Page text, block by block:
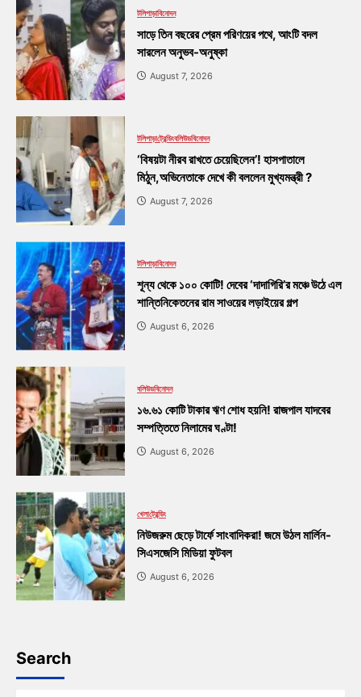
টলিপাড়াবিনোদন
সাড়ে তিন বছরের প্রেম পরিণয়ের পথে, আংটি বদল
সারলেন অনুভব-অনুষ্কা
August 7, 2026
টলিপাড়াট্রেন্ডিংবলিউডবিনোদন
‘বিষয়টা নীরব রাখতে চেয়েছিলেন’! হাসপাতালে
মিঠুন,অভিনেতাকে দেখে কী বললেন মুখ্যমন্ত্রী ?
August 7, 2026
টলিপাড়াবিনোদন
শূন্য থেকে ১০০ কোটি! দেবের ‘দাদাগিরি’র মঞ্চে উঠে এল
শান্তিনিকেতনের রাম সাওয়ের লড়াইয়ের গল্প
August 6, 2026
বলিউডবিনোদন
১৬.৬১ কোটি টাকার ঋণ শোধ হয়নি! রাজপাল যাদবের
সম্পত্তিতে নিলামের ঘণ্টা!
August 6, 2026
খেলাট্রেন্ডিং
নিউজরুম ছেড়ে টার্ফে সাংবাদিকরা! জমে উঠল মার্লিন-
সিএসজেসি মিডিয়া ফুটবল
August 6, 2026
Search